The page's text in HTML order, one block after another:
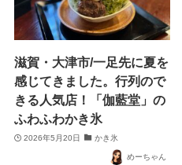
滋賀・大津市/一足先に夏を
感じてきました。行列ので
きる人気店！「伽藍堂」の
ふわふわかき氷
2026年5月20日 かき氷
めーちゃん